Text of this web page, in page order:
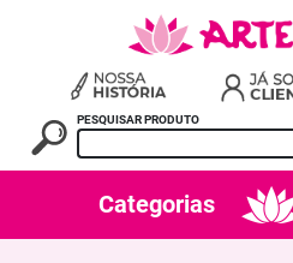
PESQUISAR PRODUTO
Categorias